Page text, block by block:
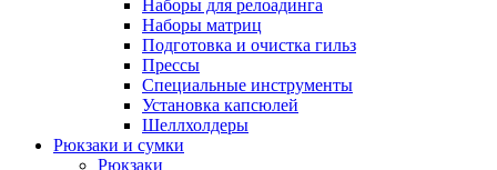
Наборы для релоадинга
Наборы матриц
Подготовка и очистка гильз
Прессы
Специальные инструменты
Установка капсюлей
Шеллхолдеры
Рюкзаки и сумки
Рюкзаки